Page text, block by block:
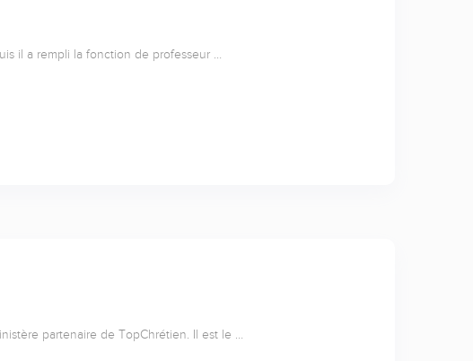
il a rempli la fonction de professeur …
partenaire de TopChrétien. Il est le …